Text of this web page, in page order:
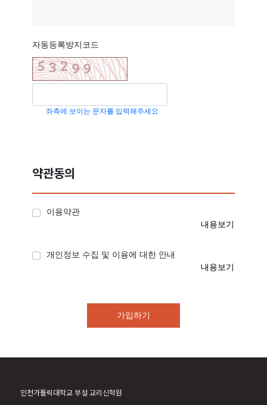
자동등록방지코드
좌측에 보이는 문자를 입력해주세요
약관동의
이용약관
내용보기
개인정보 수집 및 이용에 대한 안내
내용보기
가입하기
인천가톨릭대학교 부설 교리신학원